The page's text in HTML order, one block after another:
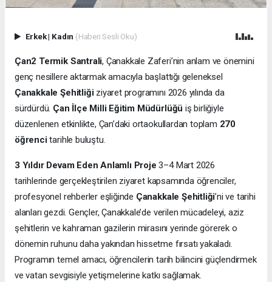
Erkek| Kadın (Haberi Sesli Oku)
Çan2 Termik Santrali, Çanakkale Zaferi’nin anlam ve önemini
genç nesillere aktarmak amacıyla başlattığı geleneksel
Çanakkale Şehitliğiziyaret programını 2026 yılında da
sürdürdü. Çan İlçe Milli Eğitim Müdürlüğü iş birliğiyle
düzenlenen etkinlikte, Çan’daki ortaokullardan toplam 270
öğrencitarihle buluştu.
3 Yıldır Devam Eden Anlamlı Proje 3–4 Mart 2026
tarihlerinde gerçekleştirilen ziyaret kapsamında öğrenciler,
profesyonel rehberler eşliğinde Çanakkale Şehitliği’ni ve tarihi
alanları gezdi. Gençler, Çanakkale’de verilen mücadeleyi, aziz
şehitlerin ve kahraman gazilerin mirasını yerinde görerek o
dönemin ruhunu daha yakından hissetme fırsatı yakaladı.
Programın temel amacı, öğrencilerin tarih bilincini güçlendirmek
ve vatan sevgisiyle yetişmelerine katkı sağlamak.